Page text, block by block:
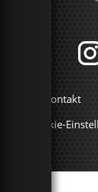
Kontakt
Cookie-